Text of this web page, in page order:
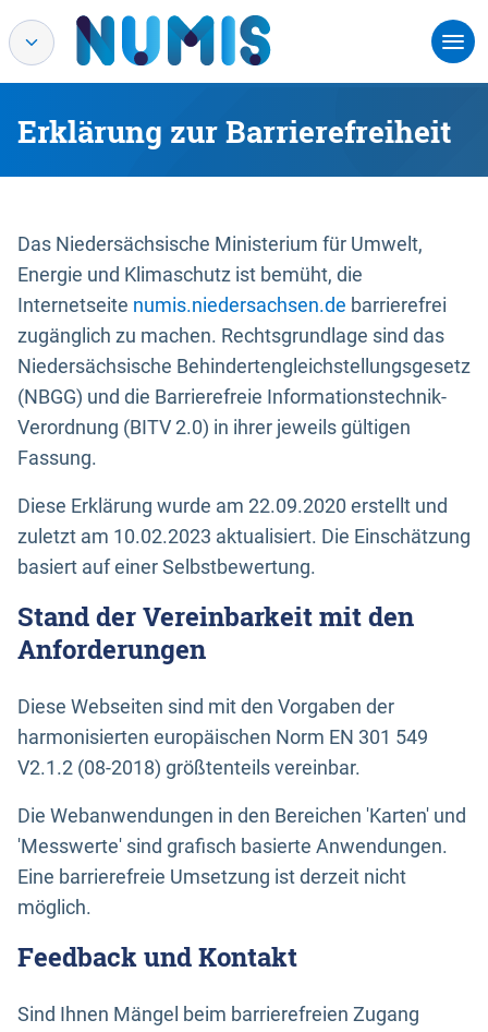
Erklärung zur Barrierefreiheit
Das Niedersächsische Ministerium für Umwelt,
Energie und Klimaschutz ist bemüht, die
Internetseite numis.niedersachsen.de barrierefrei
zugänglich zu machen. Rechtsgrundlage sind das
Niedersächsische Behindertengleichstellungsgesetz
(NBGG) und die Barrierefreie Informationstechnik-
Verordnung (BITV 2.0) in ihrer jeweils gültigen
Fassung.
Diese Erklärung wurde am 22.09.2020 erstellt und
zuletzt am 10.02.2023 aktualisiert. Die Einschätzung
basiert auf einer Selbstbewertung.
Stand der Vereinbarkeit mit den
Anforderungen
Diese Webseiten sind mit den Vorgaben der
harmonisierten europäischen Norm EN 301 549
V2.1.2 (08-2018) größtenteils vereinbar.
Die Webanwendungen in den Bereichen 'Karten' und
'Messwerte' sind grafisch basierte Anwendungen.
Eine barrierefreie Umsetzung ist derzeit nicht
möglich.
Feedback und Kontakt
Sind Ihnen Mängel beim barrierefreien Zugang